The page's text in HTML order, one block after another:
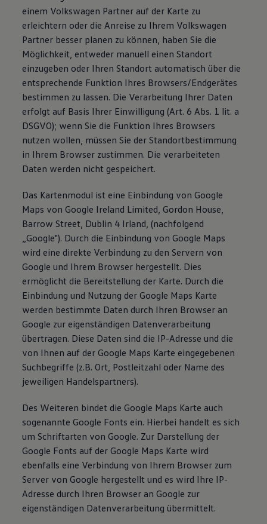
einem Volkswagen Partner auf der Karte zu
erleichtern oder die Anreise zu Ihrem Volkswagen
Partner besser planen zu können, haben Sie die
Möglichkeit, entweder manuell einen Standort
einzugeben oder Ihren Standort automatisch über die
entsprechende Funktion Ihres Browsers/Endgerätes
bestimmen zu lassen. Die Verarbeitung Ihrer Daten
erfolgt auf Basis Ihrer Einwilligung (Art. 6 Abs. 1 lit. a
DSGVO); wenn Sie die Funktion Ihres Browsers
nutzen wollen, müssen Sie der Standortbestimmung
in Ihrem Browser zustimmen. Die verarbeiteten
Daten werden nicht gespeichert.
Das Kartenmodul ist eine Einbindung von Google
Maps von Google Ireland Limited, Gordon House,
Barrow Street, Dublin 4 Irland, (nachfolgend
„Google"). Durch die Einbindung von Google Maps
wird eine direkte Verbindung zu den Servern von
Google und Ihrem Browser hergestellt. Dies
ermöglicht die Bereitstellung der Karte. Durch die
Einbindung und Nutzung der Google Maps Karte
werden bestimmte Daten durch Ihren Browser an
Google zur eigenständigen Datenverarbeitung
übertragen. Diese Daten sind die IP-Adresse und die
von Ihnen auf der Google Maps Karte eingegebenen
Suchbegriffe (z.B. Ort, Postleitzahl oder Name des
jeweiligen Handelspartners).
Des Weiteren bindet die Google Maps Karte auch
sogenannte Google Fonts ein. Hierbei handelt es sich
um Schriftarten von Google. Zur Darstellung der
Google Fonts auf der Google Maps Karte wird
ebenfalls eine Verbindung von Ihrem Browser zum
Server von Google hergestellt und es wird Ihre IP-
Adresse durch Ihren Browser an Google zur
eigenständigen Datenverarbeitung übermittelt.